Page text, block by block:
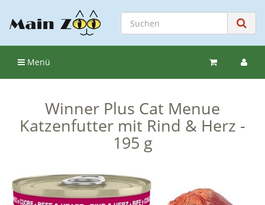
Menü
Winner Plus Cat Menue
Katzenfutter mit Rind & Herz -
195 g